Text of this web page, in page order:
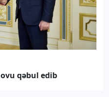
qəbul edib